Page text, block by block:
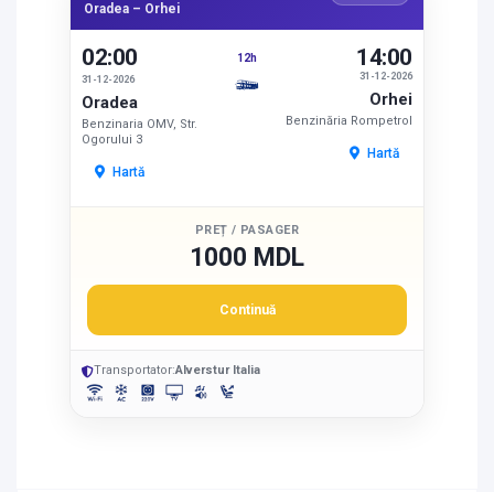
Oradea – Orhei
02:00
31-12-2026
Oradea
Benzinaria OMV, Str.
Ogorului 3
Hartă
12h
31-12-2026
14:00
Orhei
Benzinăria Rompetrol
Hartă
PREȚ / PASAGER
1000 MDL
Continuă
Transportator:Alverstur Italia